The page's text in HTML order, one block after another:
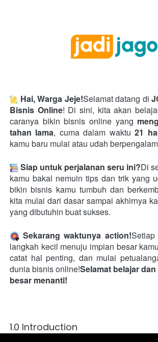
Hai, Warga Jeje!Selamat datang di
Bisnis Online! Di sini, kita akan
caranya bikin bisnis online yang
tahan lama, cuma dalam waktu 21
kamu baru mulai atau udah
Siap untuk perjalanan seru ini?Di
kamu bakal nemuin tips dan trik yang
bikin bisnis kamu tumbuh dan
kita mulai dari dasar sampai akhirnya
yang dibutuhin buat sukses.
Sekarang waktunya action!
langkah kecil menuju impian besar
catat hal penting, dan mulai
dunia bisnis online!Selamat belajar
besar menanti!
1.0 Introduction